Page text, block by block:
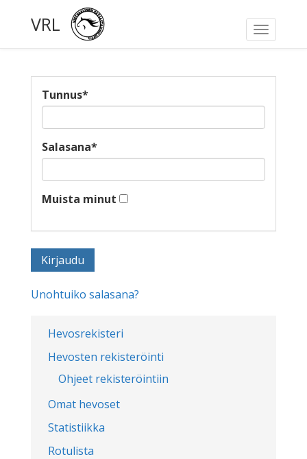
Toggle
VRL
Hevosrekisteri
Hevosten rekisteröinti
Ohjeet rekisteröintiin
Omat hevoset
Statistiikka
Rotulista
Tunnus*
Salasana*
Muista minut
Unohtuiko salasana?